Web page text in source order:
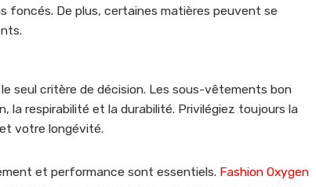
foncés. De plus, certaines matières peuvent se
seul critère de décision. Les sous-vêtements bon
la respirabilité et la durabilité. Privilégiez toujours la
votre longévité.
et performance sont essentiels. Fashion Oxygen